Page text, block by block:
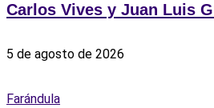
Carlos Vives y Juan Luis
5 de agosto de 2026
Farándula